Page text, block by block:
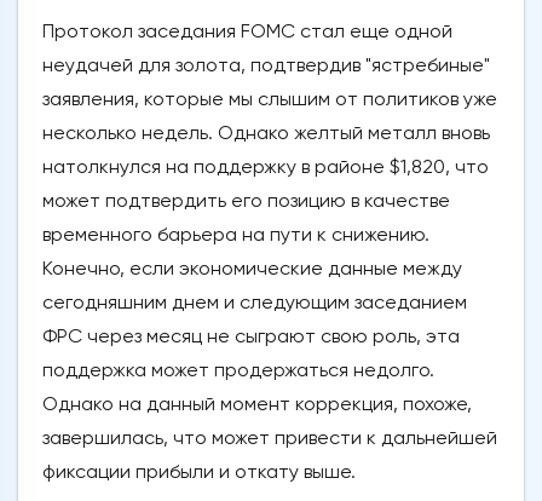
Протокол заседания FOMC стал еще одной
неудачей для золота, подтвердив "ястребиные"
заявления, которые мы слышим от политиков уже
несколько недель. Однако желтый металл вновь
натолкнулся на поддержку в районе $1,820, что
может подтвердить его позицию в качестве
временного барьера на пути к снижению.
Конечно, если экономические данные между
сегодняшним днем и следующим заседанием
ФРС через месяц не сыграют свою роль, эта
поддержка может продержаться недолго.
Однако на данный момент коррекция, похоже,
завершилась, что может привести к дальнейшей
фиксации прибыли и откату выше.